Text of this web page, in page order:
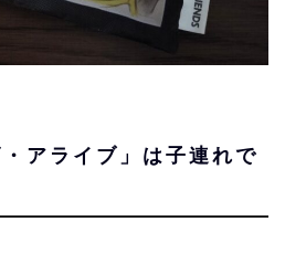
・アライブ」は子連れで